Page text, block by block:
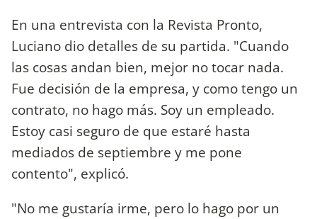
En una entrevista con la Revista Pronto,
Luciano dio detalles de su partida. "Cuando
las cosas andan bien, mejor no tocar nada.
Fue decisión de la empresa, y como tengo un
contrato, no hago más. Soy un empleado.
Estoy casi seguro de que estaré hasta
mediados de septiembre y me pone
contento", explicó.
"No me gustaría irme, pero lo hago por un